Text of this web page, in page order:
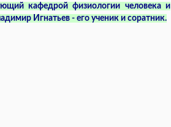
кафедрой физиологии человека и
Игнатьев - его ученик и соратник.